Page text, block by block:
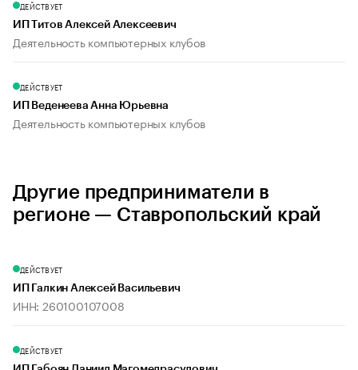
ДЕЙСТВУЕТ
ИП Титов Алексей Алексеевич
Деятельность компьютерных клубов
ДЕЙСТВУЕТ
ИП Веденеева Анна Юрьевна
Деятельность компьютерных клубов
Другие предприниматели в
регионе — Ставропольский край
ДЕЙСТВУЕТ
ИП Галкин Алексей Васильевич
ИНН: 260100107008
ДЕЙСТВУЕТ